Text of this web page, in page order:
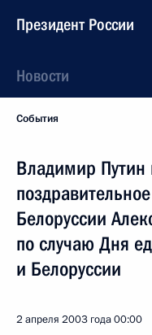
Президент России
Новости
События
Владимир Путин
Белоруссии
по случаю Дня
и Белоруссии
2 апреля 2003 года00:00